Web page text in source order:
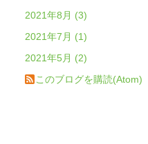
2021年8月 (3)
2021年7月 (1)
2021年5月 (2)
このブログを購読(Atom)